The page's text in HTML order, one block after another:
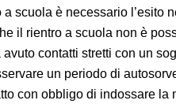
scuola è necessario l’esito
il rientro a scuola non è
contatti stretti con un
un periodo di
con obbligo di indossare la